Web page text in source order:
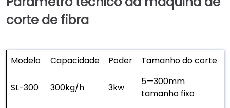
corte de fibra
Modelo Capacidade Poder Tamanho do corte
SL-300 300kg/h 3kw
5—300mm
tamanho fixo